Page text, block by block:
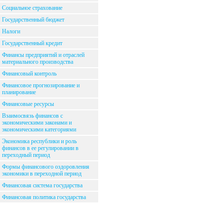
Социальное страхование
Государственный бюджет
Налоги
Государственный кредит
Финансы предприятий и отраслей
материального производства
Финансовый контроль
Финансовое прогнозирование и
планирование
Финансовые ресурсы
Взаимосвязь финансов с
экономическими законами и
экономическими категориями
Экономика республики и роль
финансов в ее регулировании в
переходный период
Формы финансового оздоровления
экономики в переходной период
Финансовая система государства
Финансовая политика государства